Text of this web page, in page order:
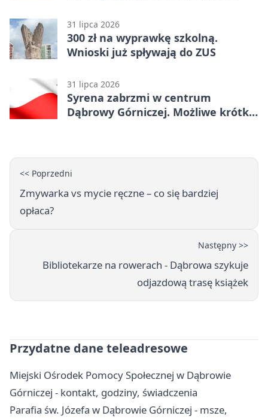
31 lipca 2026
300 zł na wyprawkę szkolną.
Wnioski już spływają do ZUS
31 lipca 2026
Syrena zabrzmi w centrum
Dąbrowy Górniczej. Możliwe krótkie
<< Poprzedni
Zmywarka vs mycie ręczne – co się bardziej
opłaca?
Następny >>
Bibliotekarze na rowerach - Dąbrowa szykuje
odjazdową trasę książek
Przydatne dane teleadresowe
Miejski Ośrodek Pomocy Społecznej w Dąbrowie
Górniczej - kontakt, godziny, świadczenia
Parafia św. Józefa w Dąbrowie Górniczej - msze,